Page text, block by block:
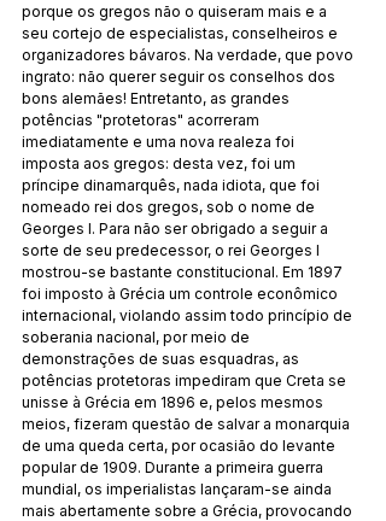
porque os gregos não o quiseram mais e a
seu cortejo de especialistas, conselheiros e
organizadores bávaros. Na verdade, que povo
ingrato: não querer seguir os conselhos dos
bons alemães! Entretanto, as grandes
potências "protetoras" acorreram
imediatamente e uma nova realeza foi
imposta aos gregos: desta vez, foi um
príncipe dinamarquês, nada idiota, que foi
nomeado rei dos gregos, sob o nome de
Georges I. Para não ser obrigado a seguir a
sorte de seu predecessor, o rei Georges I
mostrou-se bastante constitucional. Em 1897
foi imposto à Grécia um controle econômico
internacional, violando assim todo princípio de
soberania nacional, por meio de
demonstrações de suas esquadras, as
potências protetoras impediram que Creta se
unisse à Grécia em 1896 e, pelos mesmos
meios, fizeram questão de salvar a monarquia
de uma queda certa, por ocasião do levante
popular de 1909. Durante a primeira guerra
mundial, os imperialistas lançaram-se ainda
mais abertamente sobre a Grécia, provocando